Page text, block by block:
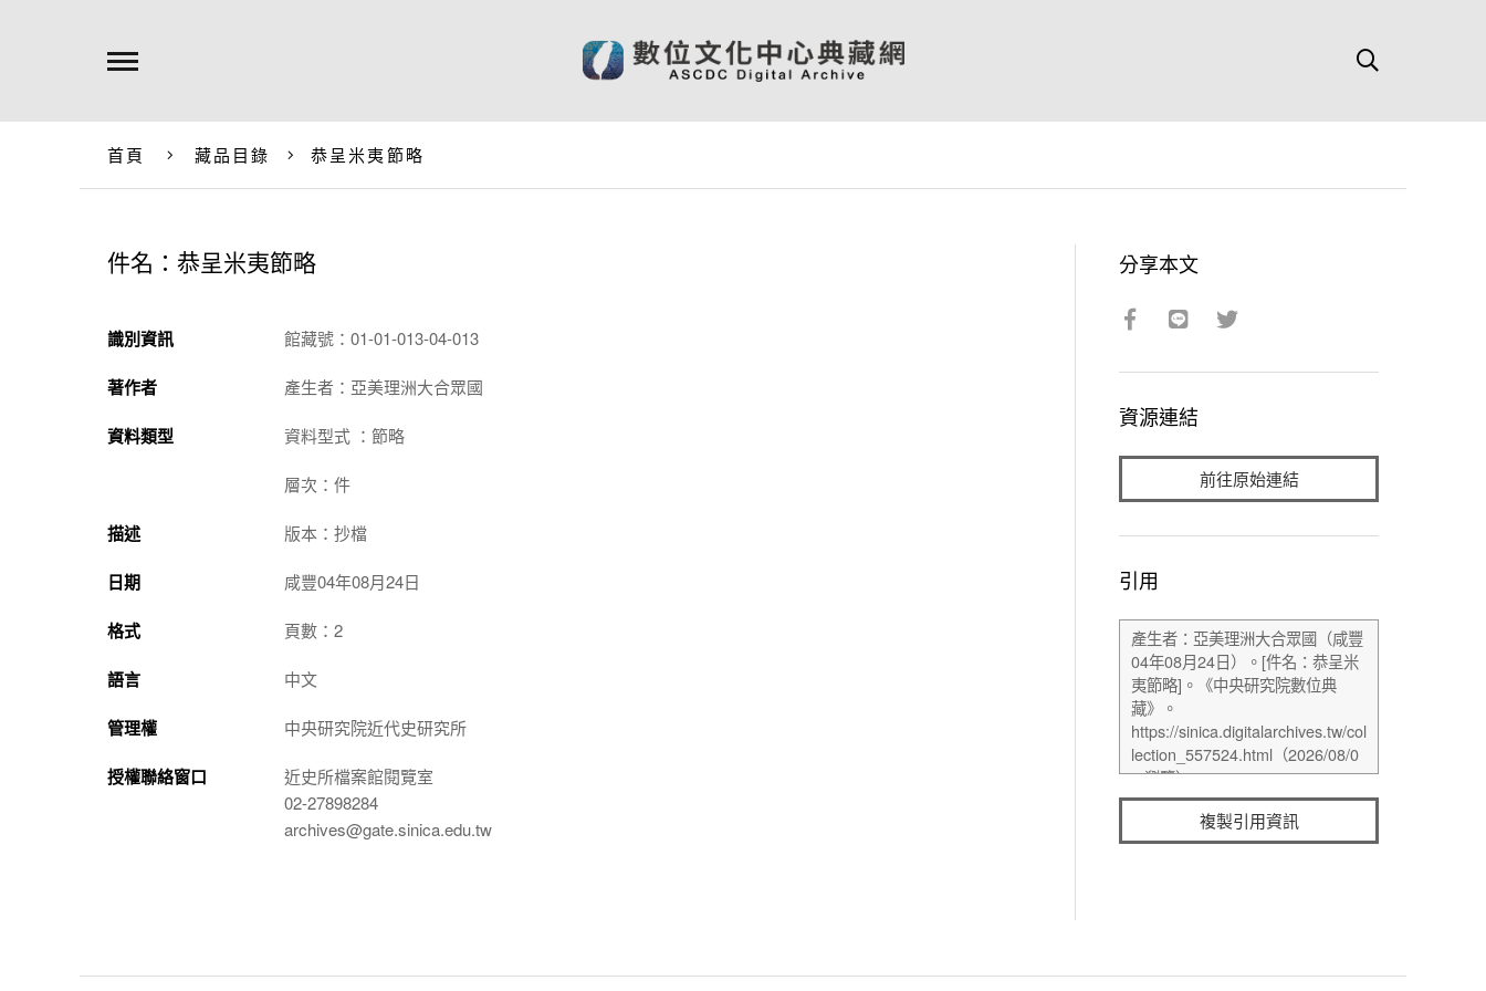
首頁 藏品目錄 恭呈米夷節略
件名：恭呈米夷節略
識別資訊 館藏號：01-01-013-04-013
著作者 產生者：亞美理洲大合眾國
資料類型 資料型式 ：節略
層次：件
描述 版本：抄檔
日期 咸豐04年08月24日
格式 頁數：2
語言 中文
管理權 中央研究院近代史研究所
授權聯絡窗口
近史所檔案館閱覽室
02-27898284
archives@gate.sinica.edu.tw
分享本文
資源連結
前往原始連結
引用
複製引用資訊